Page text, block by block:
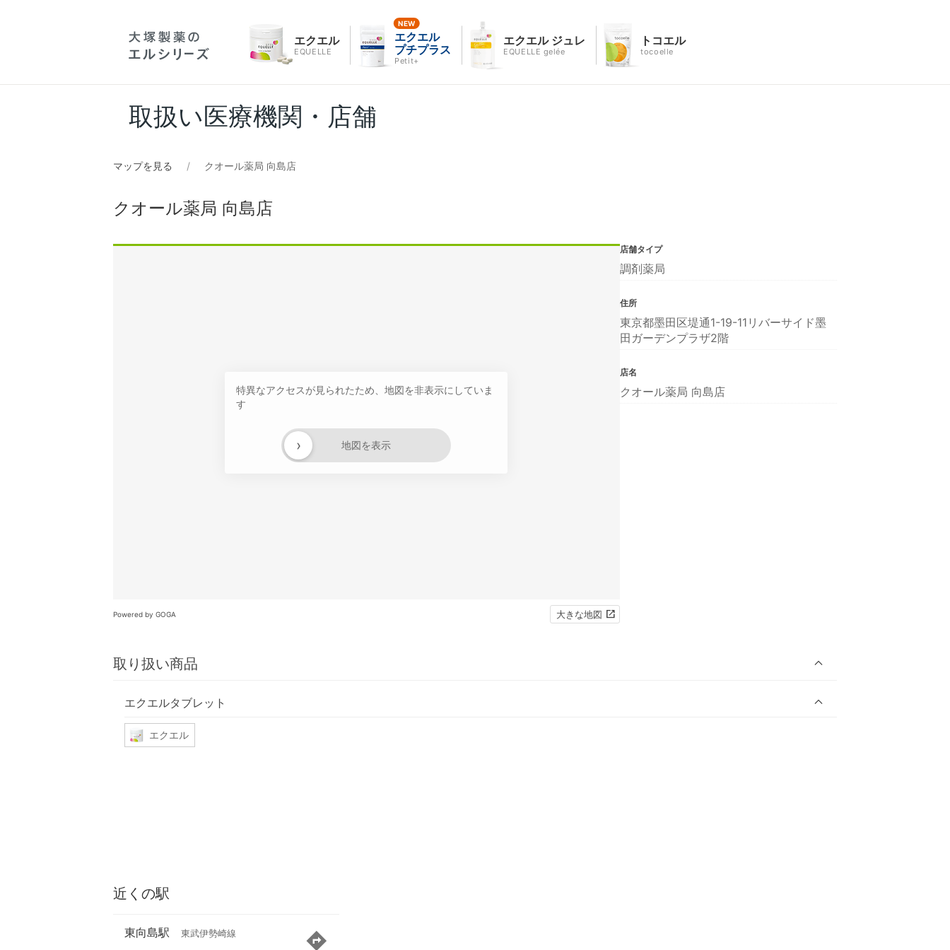
エクエル
EQUELLE
エクエル
プチプラス
Petit+
エクエル ジュレ
EQUELLE gelée
トコエル
tocoelle
取扱い医療機関・店舗
マップを見る クオール薬局 向島店
クオール薬局 向島店
特異なアクセスが見られたため、地図を非表示にしていま
す
地図を表示
›
Powered by GOGA 大きな地図
取り扱い商品
エクエルタブレット
エクエル
店舗タイプ
調剤薬局
住所
東京都墨田区堤通1-19-11リバーサイド墨
田ガーデンプラザ2階
店名
クオール薬局 向島店
近くの駅
東向島駅 東武伊勢崎線